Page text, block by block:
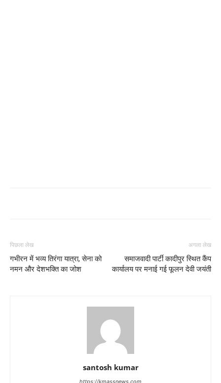
पिछला लेख
गभीरन में भव्य तिरंगा यात्रा, सेना को
नमन और देशभक्ति का जोश
अगला लेख
समाजवादी पार्टी कादीपुर स्थित कैंप
कार्यालय पर मनाई गई फूलन देवी जयंती
santosh kumar
https://kmassnews.com